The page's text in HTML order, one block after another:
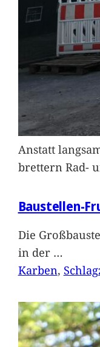
Anstatt
brettern Rad-
Baustellen-
Die
in der …
Karben,